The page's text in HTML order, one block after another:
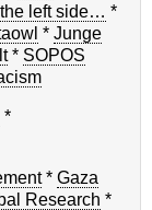
left side… *
* Junge
* SOPOS
*
* Gaza
Research *